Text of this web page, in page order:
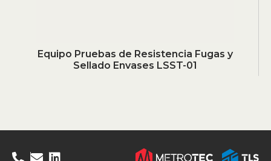
Equipo Pruebas de Resistencia Fugas y
Sellado Envases LSST-01